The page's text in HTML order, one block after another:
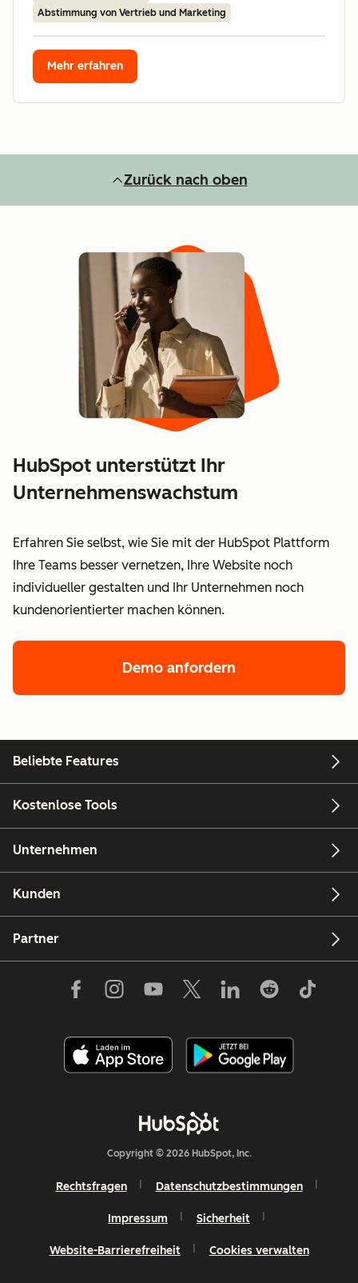
Abstimmung von Vertrieb und Marketing
Mehr erfahren
Zurück nach oben
HubSpot unterstützt Ihr
Unternehmenswachstum
Erfahren Sie selbst, wie Sie mit der HubSpot Plattform
Ihre Teams besser vernetzen, Ihre Website noch
individueller gestalten und Ihr Unternehmen noch
kundenorientierter machen können.
Demo anfordern
Beliebte Features
Kostenlose Tools
Unternehmen
Kunden
Partner
Copyright © 2026 HubSpot, Inc.
Rechtsfragen Datenschutzbestimmungen
Impressum Sicherheit
Website-Barrierefreiheit Cookies verwalten